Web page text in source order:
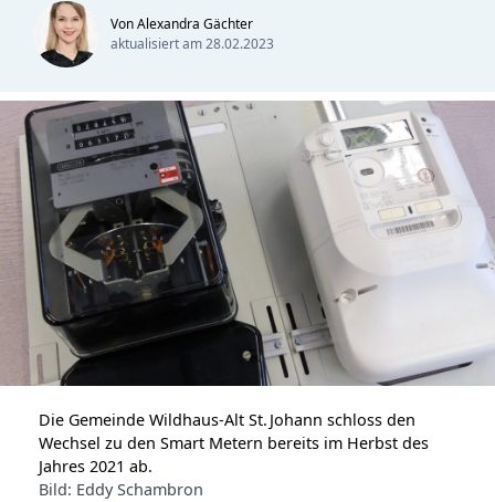
Von Alexandra Gächter
aktualisiert am28.02.2023
Die Gemeinde Wildhaus-Alt St. Johann schloss den
Wechsel zu den Smart Metern bereits im Herbst des
Jahres 2021 ab.
Bild: Eddy Schambron